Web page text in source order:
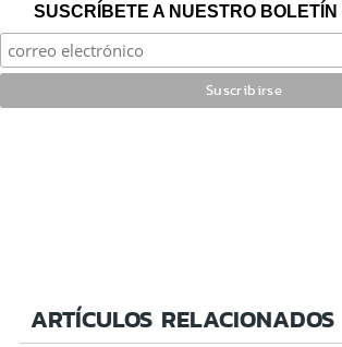
SUSCRÍBETE A NUESTRO BOLETÍN
ARTÍCULOS RELACIONADOS